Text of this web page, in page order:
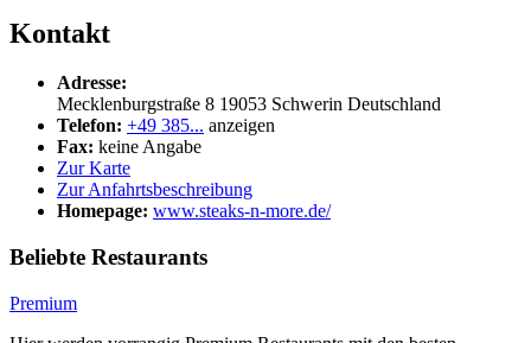
Kontakt
Adresse:
Mecklenburgstraße 8 19053 Schwerin Deutschland
Telefon: +49 385... anzeigen
Fax: keine Angabe
Zur Karte
Zur Anfahrtsbeschreibung
Homepage: www.steaks-n-more.de/
Beliebte Restaurants
Premium